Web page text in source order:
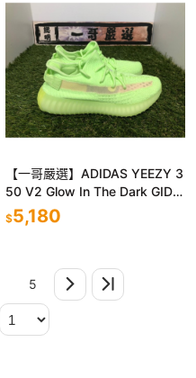
【一哥嚴選】ADIDAS YEEZY 3
50 V2 Glow In The Dark GID
夜光 螢光 EG5293
$5,180
5